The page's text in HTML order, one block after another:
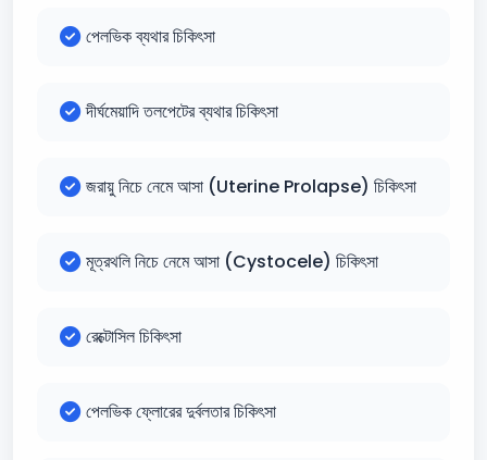
পেলভিক ব্যথার চিকিৎসা
দীর্ঘমেয়াদি তলপেটের ব্যথার চিকিৎসা
জরায়ু নিচে নেমে আসা (Uterine Prolapse) চিকিৎসা
মূত্রথলি নিচে নেমে আসা (Cystocele) চিকিৎসা
রেক্টোসিল চিকিৎসা
পেলভিক ফ্লোরের দুর্বলতার চিকিৎসা